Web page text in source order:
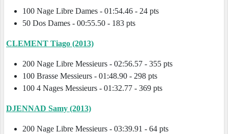
100 Nage Libre Dames - 01:54.46 - 24 pts
50 Dos Dames - 00:55.50 - 183 pts
CLEMENT Tiago (2013)
200 Nage Libre Messieurs - 02:56.57 - 355 pts
100 Brasse Messieurs - 01:48.90 - 298 pts
100 4 Nages Messieurs - 01:32.77 - 369 pts
DJENNAD Samy (2013)
200 Nage Libre Messieurs - 03:39.91 - 64 pts